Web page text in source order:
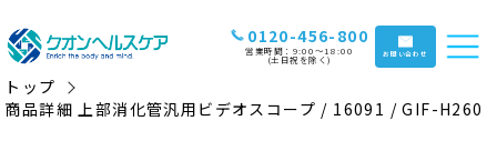
0120-456-800
営業時間：9:00〜18:00
(土日祝を除く) お問い合わせ
トップ
商品詳細 上部消化管汎用ビデオスコープ / 16091 / GIF-H260